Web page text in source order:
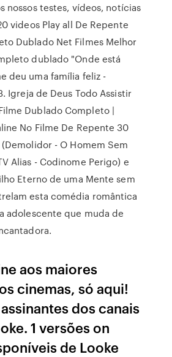
nossos testes, vídeos, notícias
videos Play all De Repente
Dublado Net Filmes Melhor
dublado "Onde está
deu uma família feliz -
Igreja de Deus Todo Assistir
Dublado Completo |
No Filme De Repente 30
- O Homem Sem
Alias - Codinome Perigo) e
Eterno de uma Mente sem
esta comédia romântica
adolescente que muda de
aos maiores
cinemas, só aqui!
dos canais
1 versões on
de Looke